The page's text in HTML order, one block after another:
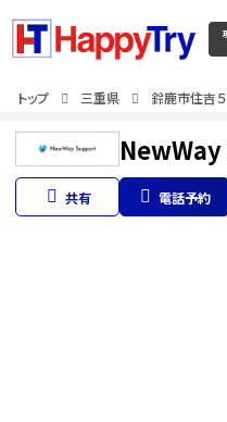
トップ 三重県 鈴鹿市住吉５
共有 電話予約